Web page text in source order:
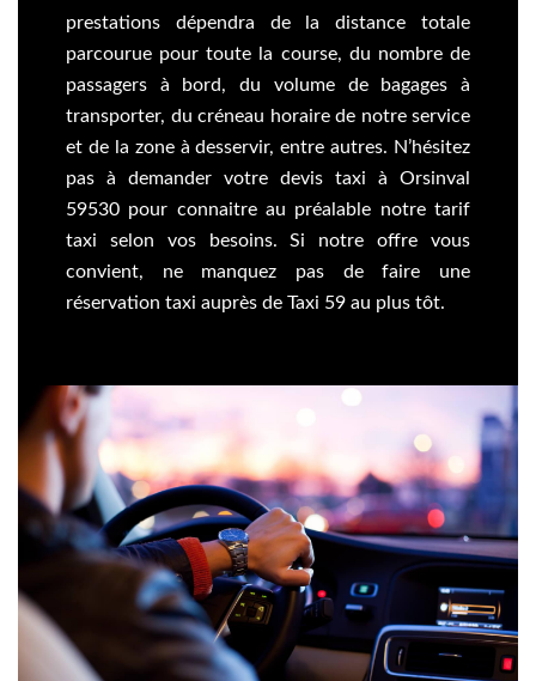
prestations dépendra de la distance totale
parcourue pour toute la course, du nombre de
passagers à bord, du volume de bagages à
transporter, du créneau horaire de notre service
et de la zone à desservir, entre autres. N’hésitez
pas à demander votre devis taxi à Orsinval
59530 pour connaitre au préalable notre tarif
taxi selon vos besoins. Si notre offre vous
convient, ne manquez pas de faire une
réservation taxi auprès de Taxi 59 au plus tôt.